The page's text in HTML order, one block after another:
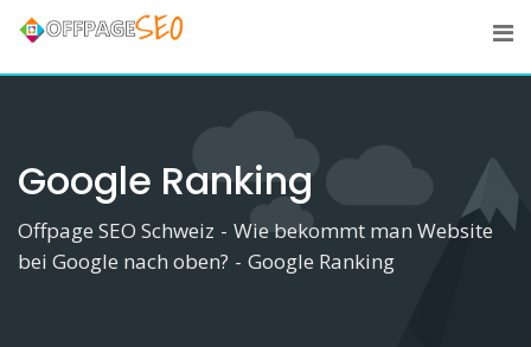
Skip
content
Google Ranking
Offpage SEO Schweiz - Wie bekommt man Website
bei Google nach oben? - Google Ranking